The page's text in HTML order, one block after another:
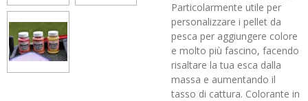
Particolarmente utile per
personalizzare i pellet da
pesca per aggiungere colore
e molto più fascino, facendo
risaltare la tua esca dalla
massa e aumentando il
tasso di cattura. Colorante in